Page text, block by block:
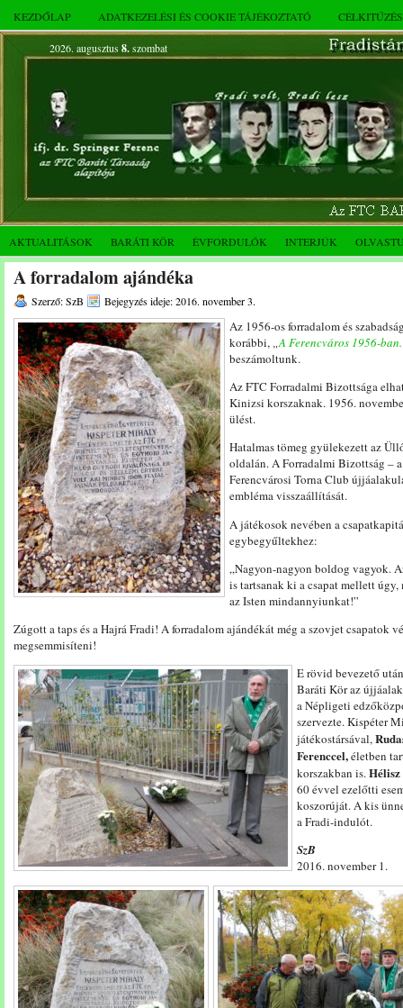
KEZDŐLAP ADATKEZELÉSI ÉS COOKIE TÁJÉKOZTATÓ
2026. augusztus 8.szombat
AKTUALITÁSOK BARÁTI KÖR ÉVFORDULÓK INTERJÚK
A forradalom ajándéka
Szerző: SzB Bejegyzés ideje: 2016. november 3.
Az 1956-os forradalom és
korábbi, „A Ferencváros 1956-
beszámoltunk.
Az FTC Forradalmi Bizottsága
Kinizsi korszaknak. 1956.
ülést.
Hatalmas tömeg gyülekezett az
oldalán. A Forradalmi Bizottság –
Ferencvárosi Torna Club
embléma visszaállítását.
A játékosok nevében a
egybegyűltekhez:
„Nagyon-nagyon boldog vagyok.
is tartsanak ki a csapat mellett
az Isten mindannyiunkat!”
Zúgott a taps és a Hajrá Fradi! A forradalom ajándékát még a szovjet csapatok
megsemmisíteni!
E rövid bevezető
Baráti Kör az
a Népligeti
szervezte. Kispéter
játékostársával,
Ferenccel,életben
korszakban is.Hélisz
60 évvel ezelőtti
koszorúját. A kis
a Fradi-indulót.
SzB
2016. november 1.